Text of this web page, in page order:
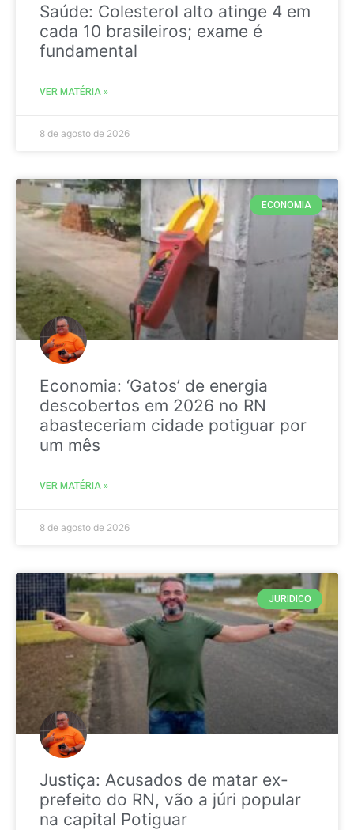
Saúde: Colesterol alto atinge 4 em
cada 10 brasileiros; exame é
fundamental
VER MATÉRIA »
8 de agosto de 2026
ECONOMIA
Economia: ‘Gatos’ de energia
descobertos em 2026 no RN
abasteceriam cidade potiguar por
um mês
VER MATÉRIA »
8 de agosto de 2026
JURIDICO
Justiça: Acusados de matar ex-
prefeito do RN, vão a júri popular
na capital Potiguar